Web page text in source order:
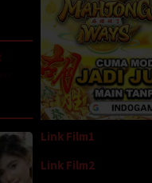
Link Film1
Link Film2